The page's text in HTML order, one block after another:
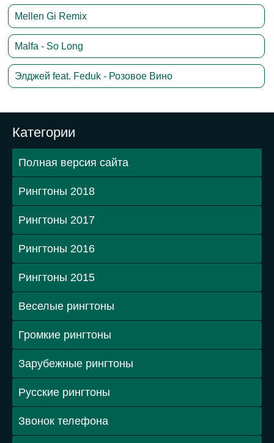
Mellen Gi Remix
Malfa - So Long
Элджей feat. Feduk - Розовое Вино
Категории
Полная версия сайта
Рингтоны 2018
Рингтоны 2017
Рингтоны 2016
Рингтоны 2015
Веселые рингтоны
Громкие рингтоны
Зарубежные рингтоны
Русские рингтоны
Звонок телефона